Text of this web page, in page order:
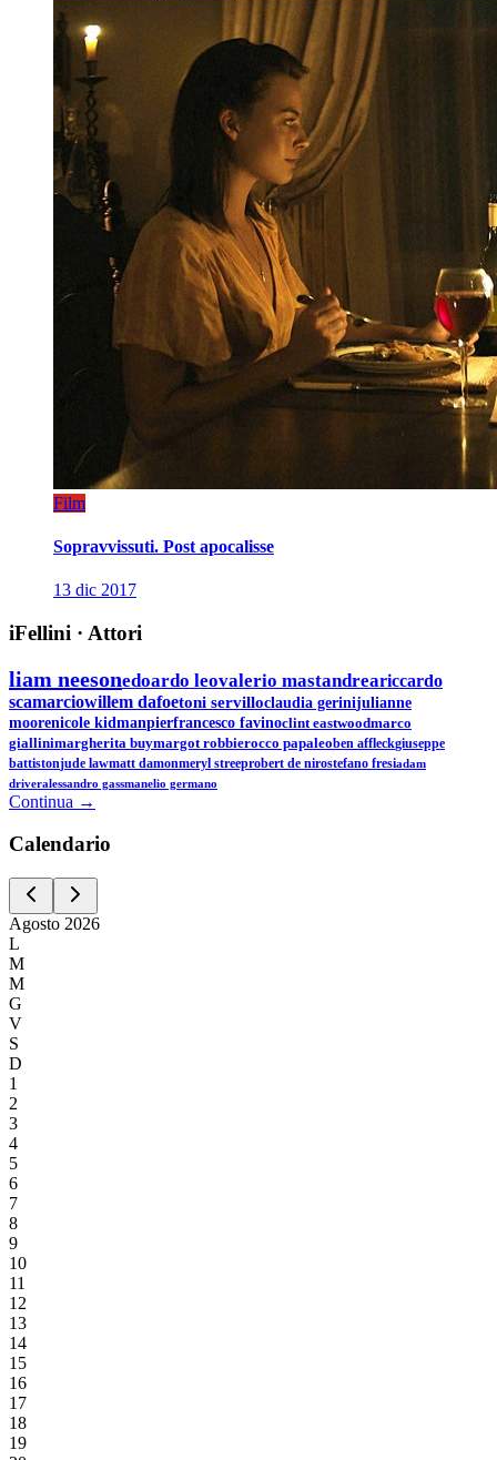
Film
Sopravvissuti. Post apocalisse
13 dic 2017
iFellini · Attori
liam neesonedoardo leovalerio mastandreariccardo
scamarciowillem dafoetoni servilloclaudia gerinijulianne
moorenicole kidmanpierfrancesco favinoclint eastwoodmarco
giallinimargherita buymargot robbierocco papaleoben affleckgiuseppe
battistonjude lawmatt damonmeryl streeprobert de nirostefano fresiadam
driveralessandro gassmanelio germano
Continua →
Calendario
Agosto 2026
L
M
M
G
V
S
D
1
2
3
4
5
6
7
8
9
10
11
12
13
14
15
16
17
18
19